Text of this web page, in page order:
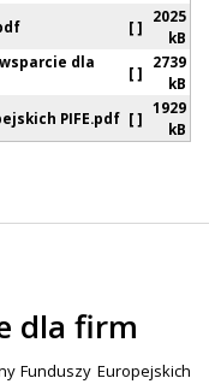
[ ]
2025
kB
dla
[ ]
2739
kB
PIFE.pdf [ ]
1929
kB
dla firm
Funduszy Europejskich